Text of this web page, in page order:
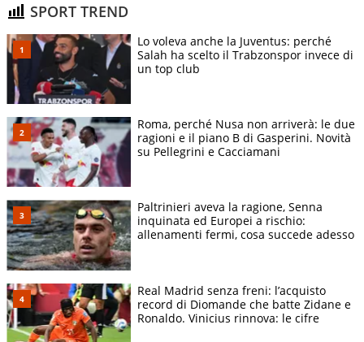
SPORT TREND
Lo voleva anche la Juventus: perché
Salah ha scelto il Trabzonspor invece di
un top club
Roma, perché Nusa non arriverà: le due
ragioni e il piano B di Gasperini. Novità
su Pellegrini e Cacciamani
Paltrinieri aveva la ragione, Senna
inquinata ed Europei a rischio:
allenamenti fermi, cosa succede adesso
Real Madrid senza freni: l’acquisto
record di Diomande che batte Zidane e
Ronaldo. Vinicius rinnova: le cifre